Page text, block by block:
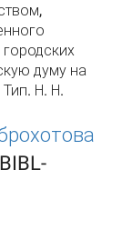
городских
думу на
Н. Н.